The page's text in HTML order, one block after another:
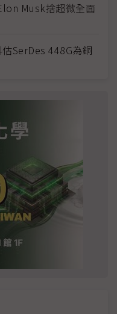
Musk捨超微全面
SerDes 448G為銅